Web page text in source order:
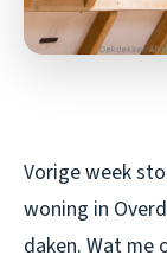
Vorige week
woning in
daken. Wat me